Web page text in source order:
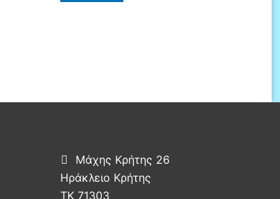

Μάχης Κρήτης 26
Ηράκλειο Κρήτης
ΤΚ 71303